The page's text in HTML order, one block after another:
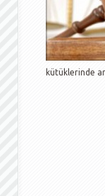
kütüklerinde